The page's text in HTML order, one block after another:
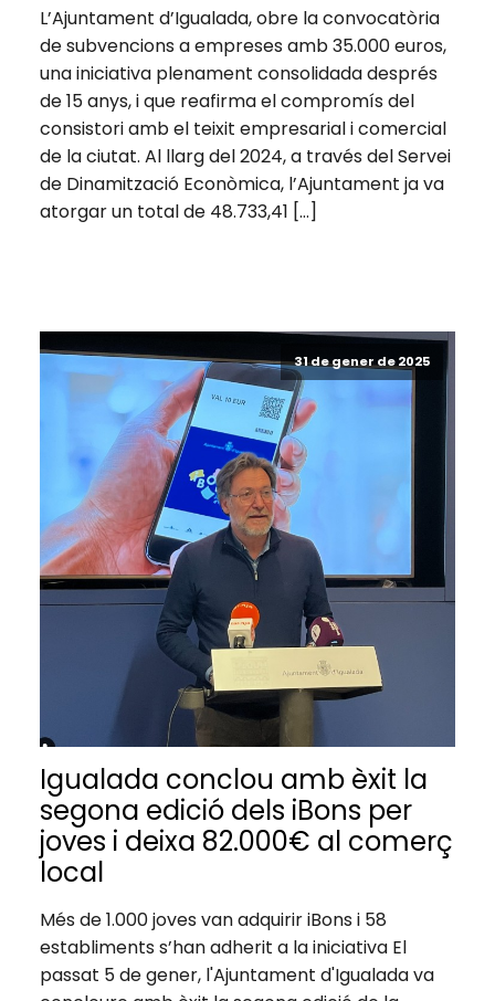
L’Ajuntament d’Igualada, obre la convocatòria
de subvencions a empreses amb 35.000 euros,
una iniciativa plenament consolidada després
de 15 anys, i que reafirma el compromís del
consistori amb el teixit empresarial i comercial
de la ciutat. Al llarg del 2024, a través del Servei
de Dinamització Econòmica, l’Ajuntament ja va
atorgar un total de 48.733,41 […]
31 de gener de 2025
Igualada conclou amb èxit la
segona edició dels iBons per
joves i deixa 82.000€ al comerç
local
Més de 1.000 joves van adquirir iBons i 58
establiments s’han adherit a la iniciativa El
passat 5 de gener, l'Ajuntament d'Igualada va